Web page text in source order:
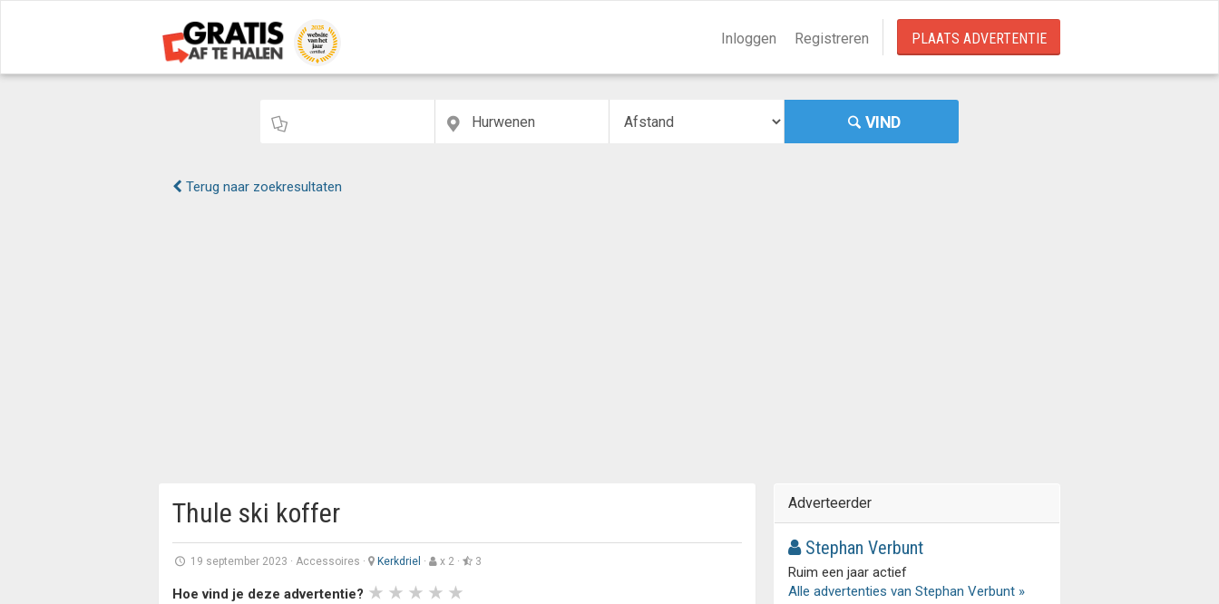
Inloggen Registreren PLAATS ADVERTENTIE
VIND
Terug naar zoekresultaten
Thule ski koffer
19 september 2023 · Accessoires · Kerkdriel · x 2 · 3
Hoe vind je deze advertentie?
Adverteerder
Stephan Verbunt
Ruim een jaar actief
Alle advertenties van Stephan Verbunt »